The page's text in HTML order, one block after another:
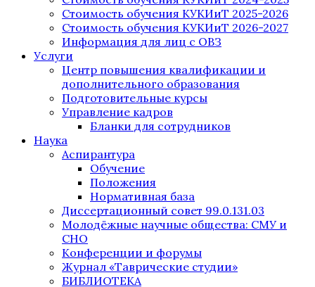
Стоимость обучения КУКИиТ 2025-2026
Стоимость обучения КУКИиТ 2026-2027
Информация для лиц с ОВЗ
Услуги
Центр повышения квалификации и
дополнительного образования
Подготовительные курсы
Управление кадров
Бланки для сотрудников
Наука
Аспирантура
Обучение
Положения
Нормативная база
Диссертационный совет 99.0.131.03
Молодёжные научные общества: СМУ и
СНО
Конференции и форумы
Журнал «Таврические студии»
БИБЛИОТЕКА